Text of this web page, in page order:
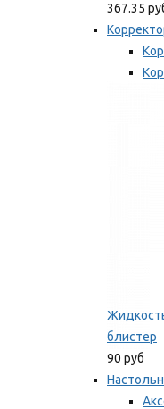
367.35
Мы
блистер
90 руб